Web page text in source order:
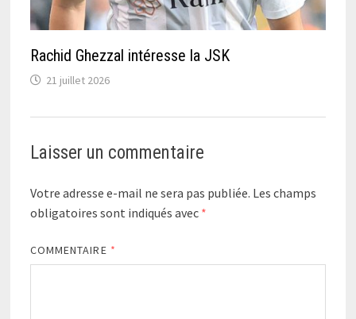
Rachid Ghezzal intéresse la JSK
21 juillet 2026
Laisser un commentaire
Votre adresse e-mail ne sera pas publiée. Les champs
obligatoires sont indiqués avec *
COMMENTAIRE *